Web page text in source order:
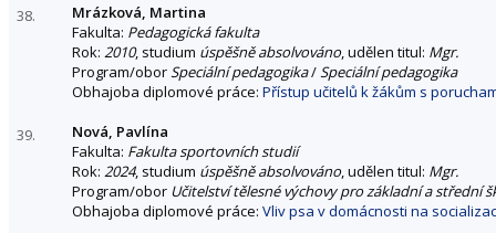
38.
Mrázková, Martina
Fakulta: Pedagogická fakulta
Rok: 2010, studium úspěšně absolvováno, udělen titul: Mgr.
Program/oborSpeciální pedagogika/Speciální pedagogika
Obhajoba diplomové práce: Přístup učitelů k žákům s
39.
Nová, Pavlína
Fakulta: Fakulta sportovních studií
Rok: 2024, studium úspěšně absolvováno, udělen titul: Mgr.
Program/obor Učitelství tělesné výchovy pro základní a střední
Obhajoba diplomové práce: Vliv psa v domácnosti na